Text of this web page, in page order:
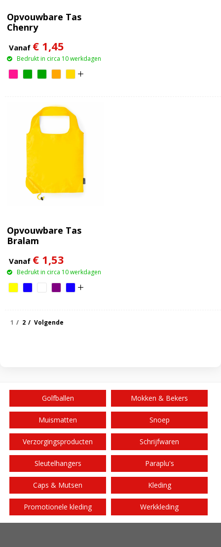
Opvouwbare Tas
Chenry
Vanaf € 1,45
Bedrukt in circa 10 werkdagen
Opvouwbare Tas
Bralam
Vanaf € 1,53
Bedrukt in circa 10 werkdagen
1 2 Volgende
Golfballen Mokken & Bekers
Muismatten Snoep
Verzorgingsproducten Schrijfwaren
Sleutelhangers Paraplu's
Caps & Mutsen Kleding
Promotionele kleding Werkkleding